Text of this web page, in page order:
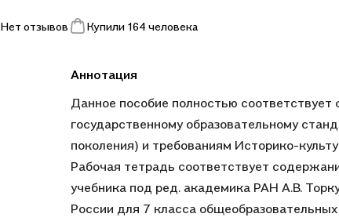
Нет отзывов Купили 164 человека
Аннотация
Данное пособие полностью
государственному образовательному
поколения) и требованиям Историко-
Рабочая тетрадь соответствует
учебника под ред. академика РАН А.В.
России для 7 класса общеобразовательных